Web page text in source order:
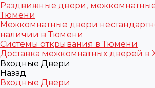
Раздвижные двери,
Тюмени
Межкомнатные двери
наличии в Тюмени
Системы открывания в Тюмени
Доставка межкомнатных дверей
Входные Двери
Назад
Входные Двери